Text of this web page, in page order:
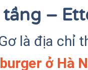
–
là địa chỉ
ở Hà